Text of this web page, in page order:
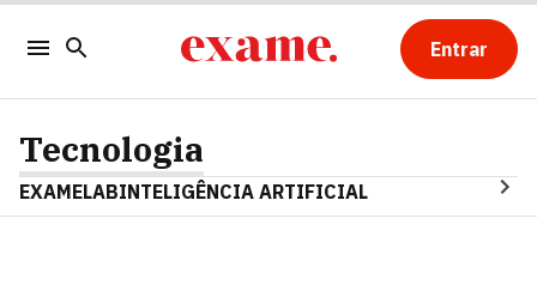
Entrar
Tecnologia
EXAMELABINTELIGÊNCIA ARTIFICIAL